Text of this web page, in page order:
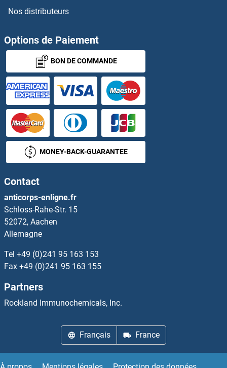
CYP1B1 Anticorps
CYP20A1 Anticorps
CYP21A2 Anticorps
CYP24A1 Anticorps
CYP26A1 Anticorps
CYP26B1 Anticorps
CYP27A1 Anticorps
CYP2A13 Anticorps
CYP2A6 Anticorps
CYP2A7 Anticorps
CYP2B6 Anticorps
CYP2C18 Anticorps
Nos distributeurs
Options de Paiement
BON DE COMMANDE
MONEY-BACK-GUARANTEE
Contact
anticorps-enligne.fr
Schloss-Rahe-Str. 15
52072, Aachen
Allemagne
Tel +49 (0)241 95 163 153
Fax +49 (0)241 95 163 155
Partners
Rockland Immunochemicals, Inc.
Français France